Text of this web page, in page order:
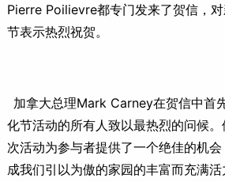
Pierre Poilievre都专门发来了贺信，
节表示热烈祝贺。
加拿大总理Mark Carney在贺信中首
化节活动的所有人致以最热烈的问候
次活动为参与者提供了一个绝佳的机
成我们引以为傲的家园的丰富而充满